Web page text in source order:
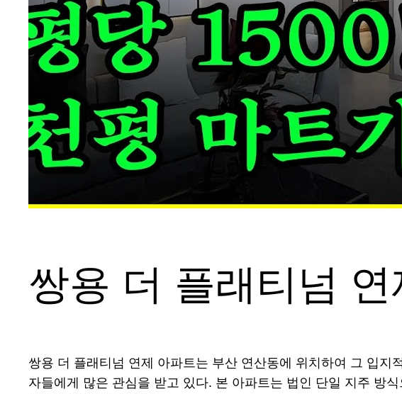
쌍용 더 플래티넘
쌍용 더 플래티넘 연제 아파트는 부산 연산동에 위치하여 그 입
자들에게 많은 관심을 받고 있다. 본 아파트는 법인 단일 지주 방